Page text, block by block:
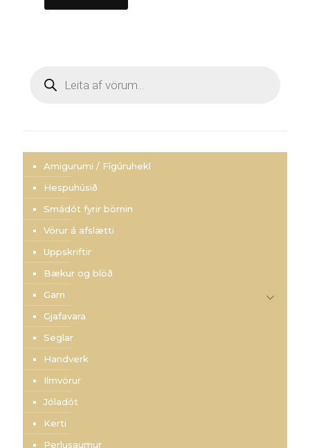
search
Amigurumi / Fígúruhekl
Hespuhúsið
Smádót fyrir börnin
Vörur á afslætti
Uppskriftir
Bækur og blöð
Garn
Gjafavara
Seglar
Handverk
Ilmvörur
Jóladót
Kerti
Perlusaumur